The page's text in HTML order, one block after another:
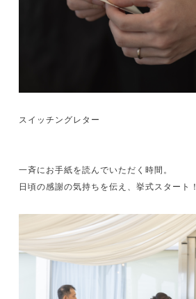
スイッチングレター
一斉にお手紙を読んでいただく時間。
日頃の感謝の気持ちを伝え、挙式スタート！